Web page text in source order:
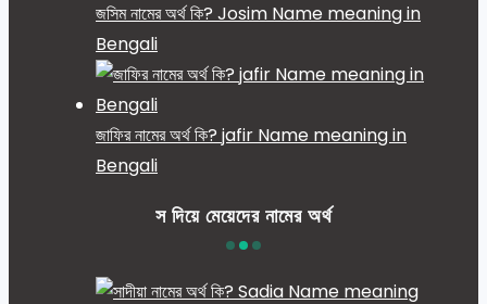
জসিম নামের অর্থ কি? Josim Name meaning in
Bengali
জাফির নামের অর্থ কি? jafir Name meaning in
Bengali
স দিয়ে মেয়েদের নামের অর্থ